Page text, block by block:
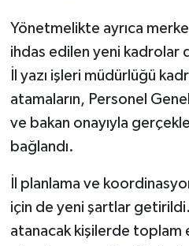
Yönetmelikte ayrıca
ihdas edilen yeni kadrolar
İl yazı işleri müdürlüğü
atamaların, Personel
ve bakan onayıyla
bağlandı.
İl planlama ve
için de yeni şartlar
atanacak kişilerde toplam